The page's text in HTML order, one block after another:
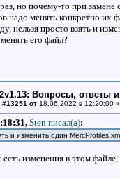
но почему-то при замене
надо менять конкретно их
нельзя просто взять и
его файл?
Вопросы, ответы
#13251 от 18.06.2022 в 12:20:00 »
Sten писал(a):
и изменить один
изменения в этом